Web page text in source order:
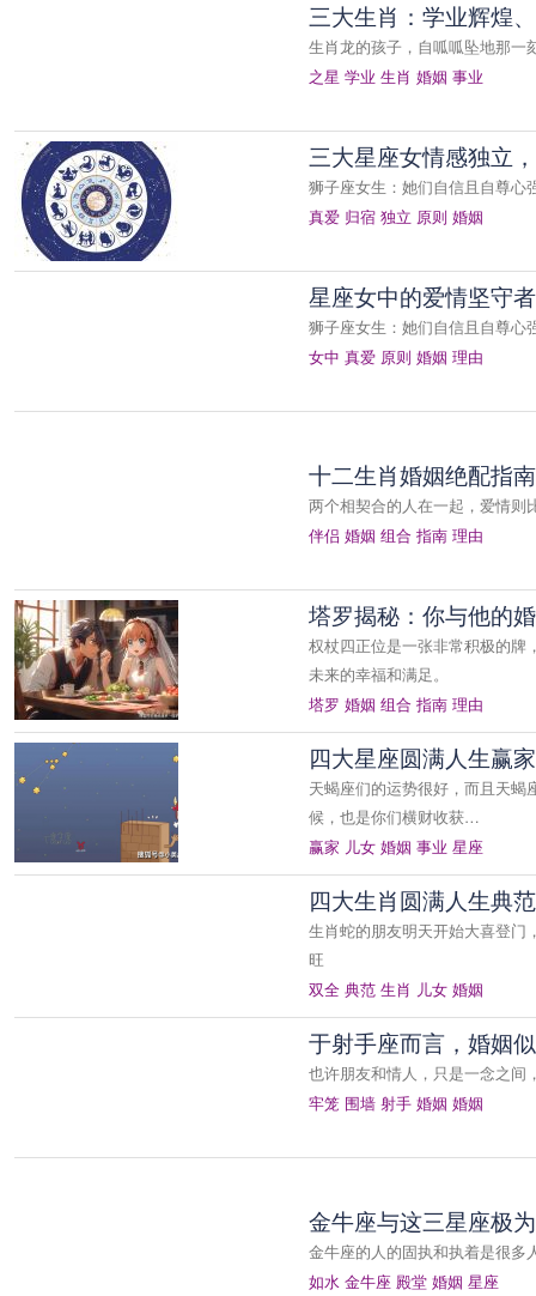
三大生肖：学业辉煌
生肖龙的孩子，自呱呱坠地那一
之星 学业 生肖 婚姻 事业
三大星座女情感独立
狮子座女生：她们自信且自尊心
真爱 归宿 独立 原则 婚姻
星座女中的爱情坚守
狮子座女生：她们自信且自尊心
女中 真爱 原则 婚姻 理由
十二生肖婚姻绝配指
两个相契合的人在一起，爱情则
伴侣 婚姻 组合 指南 理由
塔罗揭秘：你与他的
权杖四正位是一张非常积极的牌
未来的幸福和满足。
塔罗 婚姻 组合 指南 理由
四大星座圆满人生赢
天蝎座们的运势很好，而且天
候，也是你们横财收获…
赢家 儿女 婚姻 事业 星座
四大生肖圆满人生典
生肖蛇的朋友明天开始大喜登门
旺
双全 典范 生肖 儿女 婚姻
于射手座而言，婚姻
也许朋友和情人，只是一念之间
牢笼 围墙 射手 婚姻 婚姻
金牛座与这三星座极
金牛座的人的固执和执着是很多
如水 金牛座 殿堂 婚姻 星座